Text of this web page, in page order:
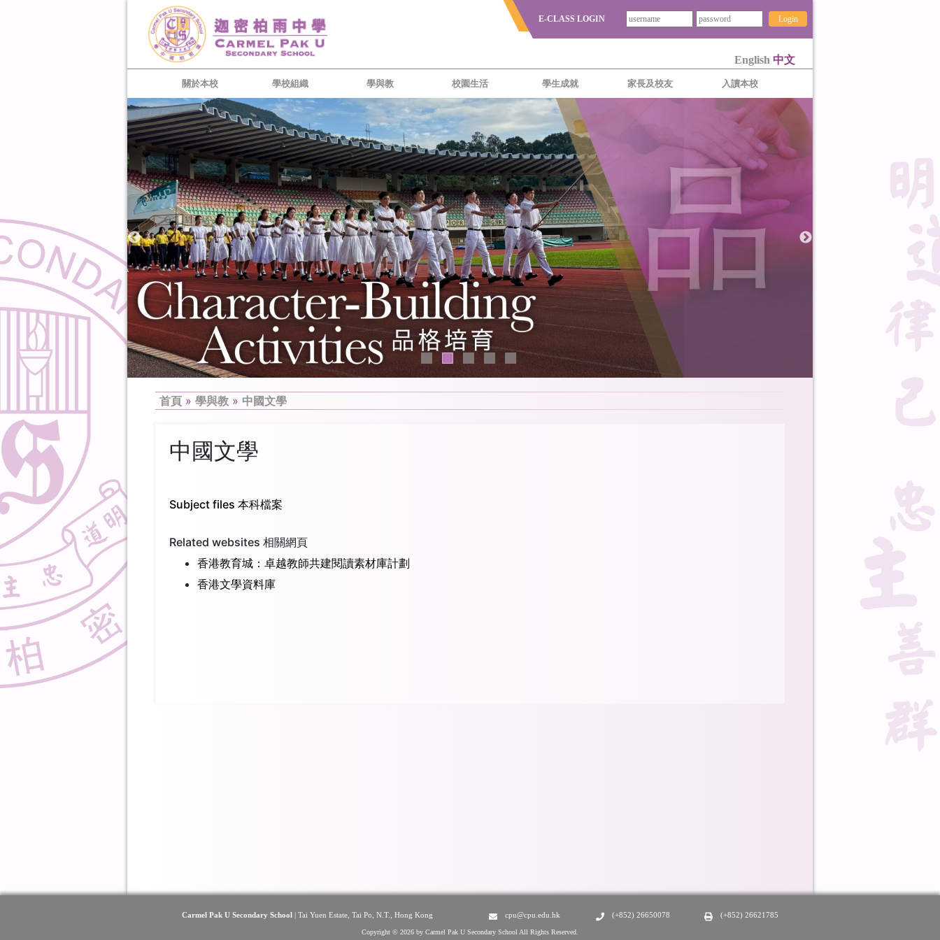
E-CLASS LOGIN Login
English 中文
關於本校 學校組織 學與教 校園生活 學生成就 家長及校友 入讀本校
首頁 » 學與教 » 中國文學
中國文學
Subject files 本科檔案
Related websites 相關網頁
香港教育城：卓越教師共建閱讀素材庫計劃
香港文學資料庫
Carmel Pak U Secondary School | Tai Yuen Estate, Tai Po, N.T., Hong Kong cpu@cpu.edu.hk (+852) 26650078 (+852) 26621785
Copyright © 2026 by Carmel Pak U Secondary School All Rights Reserved.